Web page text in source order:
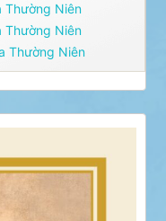
Thường Niên
Thường Niên
Thường Niên